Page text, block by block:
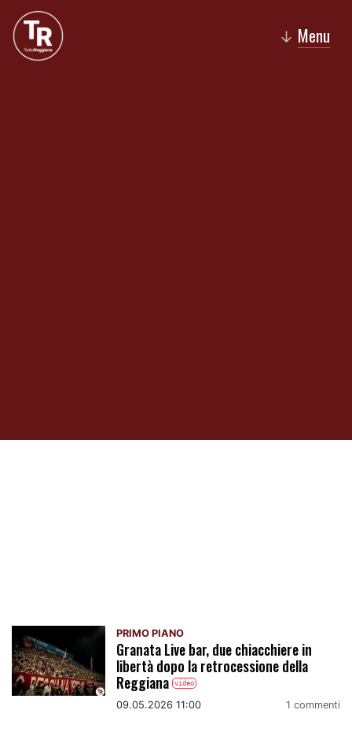
↓ Menu
PRIMO PIANO
Granata Live bar, due chiacchiere in
libertà dopo la retrocessione della
Reggiana video
09.05.2026 11:00 1 commenti